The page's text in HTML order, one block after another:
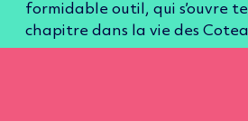
formidable outil, qui s’ouvre
chapitre dans la vie des